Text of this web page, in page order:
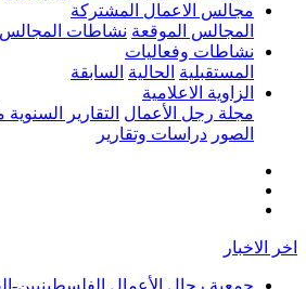
مجالس الاعمال المشتركة
المجالس الموقعة نشاطات المجالس
نشاطات وفعاليات
المستقبلية الحالية السابقة
الزاوية الاعلامية
مجلة رجل الأعمال التقارير السنوية
الصور دراسات وتقارير
اخر الاخبار
جمعية رجال الأعمال